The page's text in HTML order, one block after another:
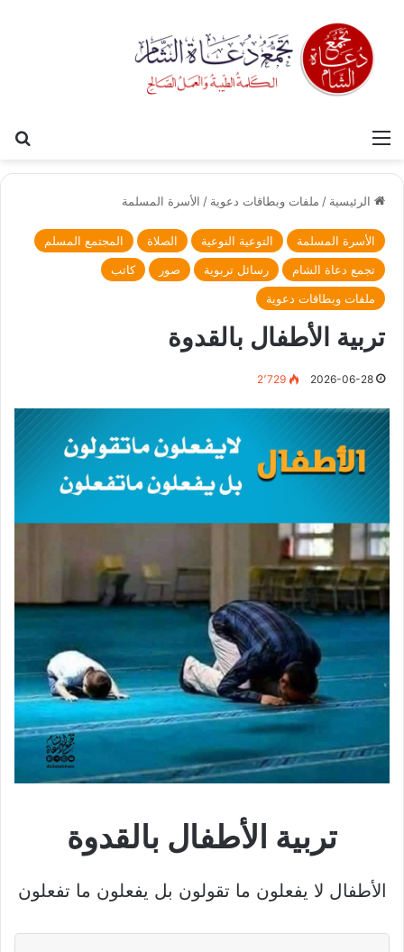
القائمة
الرئيسية / ملفات وبطاقات دعوية / الأسرة المسلمة
الأسرة المسلمة التوعية النوعية الصلاة
المجتمع المسلم
تجمع دعاة الشام
رسائل تربوية صور
كاتب
ملفات وبطاقات دعوية
تربية الأطفال بالقدوة
2026-06-28 2٬729
تربية الأطفال بالقدوة
الأطفال لا يفعلون ما تقولون بل يفعلون ما تفعلون